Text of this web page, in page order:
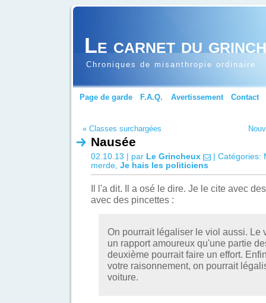
Le carnet du
Chroniques de misanthropie ordinaire
Page de garde F.A.Q. Avertissement Contact
« Classes surchargées
Nausée
02.10.13 | par Le Grincheux | Catégories:
merde, Je hais les politiciens
Il l'a dit. Il a osé le dire. Je le cite avec
avec des pincettes :
On pourrait légaliser le viol aussi. Le
un rapport amoureux qu'une partie
deuxième pourrait faire un effort.
votre raisonnement, on pourrait
voiture.